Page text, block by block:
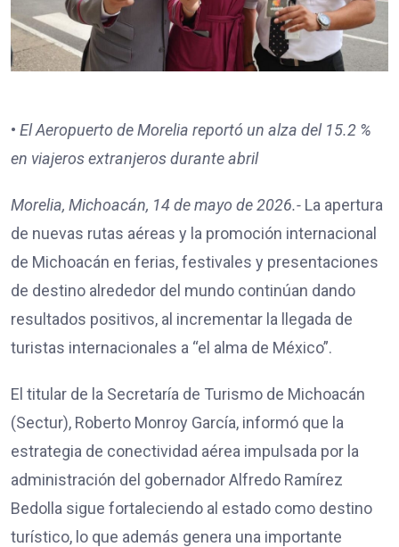
• El Aeropuerto de Morelia reportó un alza del 15.2 %
en viajeros extranjeros durante abril
Morelia, Michoacán, 14 de mayo de 2026.- La apertura
de nuevas rutas aéreas y la promoción internacional
de Michoacán en ferias, festivales y presentaciones
de destino alrededor del mundo continúan dando
resultados positivos, al incrementar la llegada de
turistas internacionales a “el alma de México”.
El titular de la Secretaría de Turismo de Michoacán
(Sectur), Roberto Monroy García, informó que la
estrategia de conectividad aérea impulsada por la
administración del gobernador Alfredo Ramírez
Bedolla sigue fortaleciendo al estado como destino
turístico, lo que además genera una importante